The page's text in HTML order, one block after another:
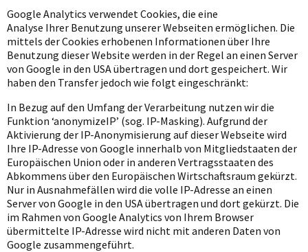
Google Analytics verwendet Cookies, die eine
Analyse Ihrer Benutzung unserer Webseiten ermöglichen. Die
mittels der Cookies erhobenen Informationen über Ihre
Benutzung dieser Website werden in der Regel an einen Server
von Google in den USA übertragen und dort gespeichert. Wir
haben den Transfer jedoch wie folgt eingeschränkt:
In Bezug auf den Umfang der Verarbeitung nutzen wir die
Funktion ‘anonymizeIP’ (sog. IP-Masking). Aufgrund der
Aktivierung der IP-Anonymisierung auf dieser Webseite wird
Ihre IP-Adresse von Google innerhalb von Mitgliedstaaten der
Europäischen Union oder in anderen Vertragsstaaten des
Abkommens über den Europäischen Wirtschaftsraum gekürzt.
Nur in Ausnahmefällen wird die volle IP-Adresse an einen
Server von Google in den USA übertragen und dort gekürzt. Die
im Rahmen von Google Analytics von Ihrem Browser
übermittelte IP-Adresse wird nicht mit anderen Daten von
Google zusammengeführt.